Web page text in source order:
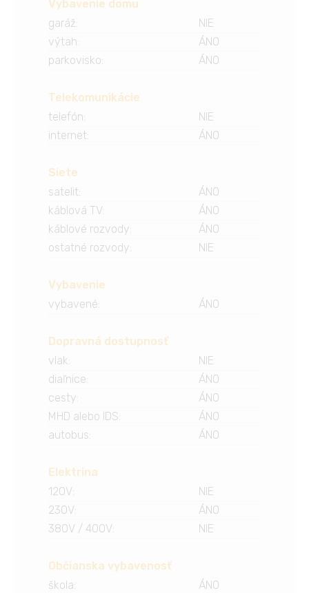
Vybavenie domu
garáž:
NIE
výtah:
ÁNO
parkovisko: ÁNO
Telekomunikácie
telefón:
NIE
internet: ÁNO
Siete
satelit:
ÁNO
káblová TV:
ÁNO
káblové rozvody:
ÁNO
ostatné rozvody: NIE
Vybavenie
vybavené: ÁNO
Dopravná dostupnosť
vlak:
NIE
diaľnice:
ÁNO
cesty:
ÁNO
MHD alebo IDS:
ÁNO
autobus: ÁNO
Elektrina
120V:
NIE
230V:
ÁNO
380V / 400V: NIE
Občianska vybavenosť
škola:
ÁNO